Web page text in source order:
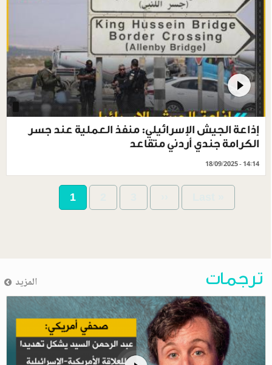
إذاعة الجيش الإسرائيلي: منفذ العملية عند جسر
الكرامة جندي أردني متقاعد
18/09/2025 - 14:14
Pagination
Current
page
1
page page
ترجمات المزيد